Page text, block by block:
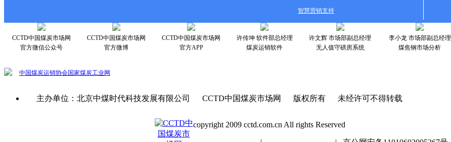
智慧营销支持
CCTD中国煤炭市场网
官方微信公众号
CCTD中国煤炭市场网
官方微博
CCTD中国煤炭市场网
官方APP
许传坤 软件部总经理
煤炭运销软件
许文辉 市场部副总经理
无人值守磅房系统
李小龙 市场部副总经理
煤焦钢市场分析
中国煤炭运销协会国家煤炭工业网
主办单位：北京中煤时代科技发展有限公司 CCTD中国煤炭市场网 版权所有 未经许可不得转载
copyright 2009 cctd.com.cn All rights Reserved